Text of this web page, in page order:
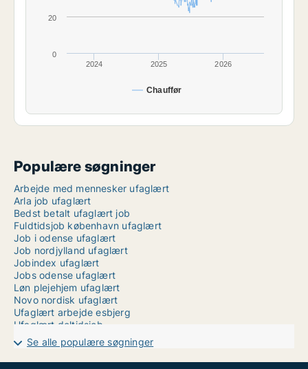
Chauffør
2024 2025 2026
0
20
Populære søgninger
Arbejde med mennesker ufaglært
Arla job ufaglært
Bedst betalt ufaglært job
Fuldtidsjob københavn ufaglært
Job i odense ufaglært
Job nordjylland ufaglært
Jobindex ufaglært
Jobs odense ufaglært
Løn plejehjem ufaglært
Novo nordisk ufaglært
Ufaglært arbejde esbjerg
Ufaglært deltidsjob
Ufaglært gartner job
Ufaglært job ballerup
Ufaglært job helsingør
Se alle populære søgninger